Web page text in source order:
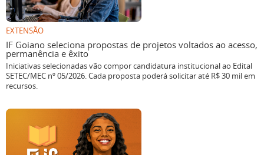
EXTENSÃO
IF Goiano seleciona propostas de projetos voltados ao acesso,
permanência e êxito
Iniciativas selecionadas vão compor candidatura institucional ao Edital
SETEC/MEC nº 05/2026. Cada proposta poderá solicitar até R$ 30 mil em
recursos.